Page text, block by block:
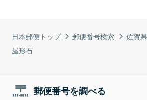
日本郵便トップ 郵便番号検索 佐賀県
屋形石
郵便番号を調べる